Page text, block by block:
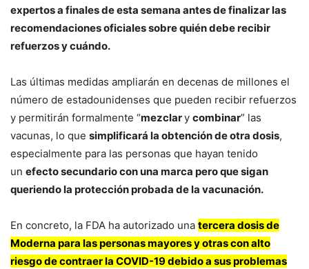
expertos a finales de esta semana antes de finalizar las
recomendaciones oficiales sobre quién debe recibir
refuerzos y cuándo.
Las últimas medidas ampliarán en decenas de millones el
número de estadounidenses que pueden recibir refuerzos
y permitirán formalmente “mezclary combinar” las
vacunas, lo que simplificará la obtención de otra dosis,
especialmente para las personas que hayan tenido
un efecto secundario con una marca pero que sigan
queriendo la protección probada de la vacunación.
En concreto, la FDA ha autorizado una tercera dosis de
Moderna para las personas mayores y otras con alto
riesgo de contraer la COVID-19 debido a sus problemas